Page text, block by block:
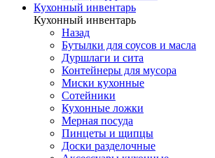
Кухонный инвентарь
Кухонный инвентарь
Назад
Бутылки для соусов и масла
Дуршлаги и сита
Контейнеры для мусора
Миски кухонные
Сотейники
Кухонные ложки
Мерная посуда
Пинцеты и щипцы
Доски разделочные